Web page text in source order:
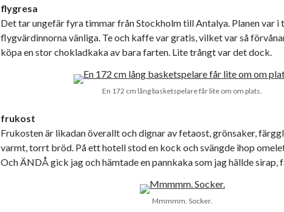
flygresa
Det tar ungefär fyra timmar från Stockholm till Antalya. Planen var i
flygvärdinnorna vänliga. Te och kaffe var gratis, vilket var så
köpa en stor chokladkaka av bara farten. Lite trångt var det dock.
En 172 cm lång basketspelare får lite om om plats.
frukost
Frukosten är likadan överallt och dignar av fetaost, grönsaker,
varmt, torrt bröd. På ett hotell stod en kock och svängde ihop
Och ÄNDÅ gick jag och hämtade en pannkaka som jag hällde sirap,
Mmmmm. Socker.